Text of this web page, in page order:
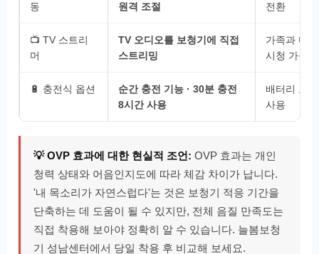
동
원격 조절
전환
📺 TV 스트리
머
TV 오디오를 보청기에 직접
스트리밍
가족과 다
시청 가능
🔋 충전식 옵션
순간 충전 기능 · 30분 충전
8시간 사용
배터리 교
사용
💡 OVP 효과에 대한 현실적 조언: OVP 효과는 개인
청력 상태와 어음인지도에 따라 체감 차이가 납니다.
'내 목소리가 자연스럽다'는 것은 보청기 적응 기간을
단축하는 데 도움이 될 수 있지만, 전체 음질 만족도는
직접 착용해 보아야 정확히 알 수 있습니다. 늘봄보청
기 성남센터에서 당일 착용 후 비교해 보세요.